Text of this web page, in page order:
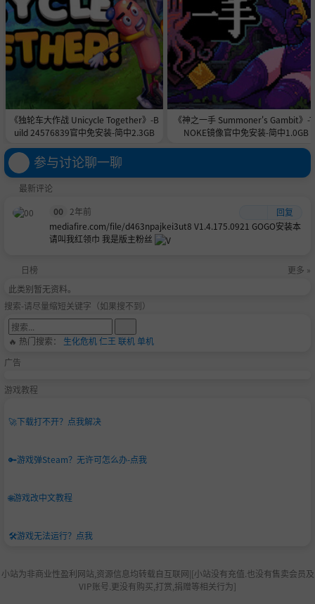
《独轮车大作战 Unicycle Together》-B
uild 24576839官中免安装-简中2.3GB
《神之一手 Summoner's Gambit》-
NOKE镜像官中免安装-简中1.0GB
参与讨论聊一聊
最新评论
00 2年前
回复
mediafire.com/file/d463npajkei3ut8 V1.4.175.0921 GOGO安装本
请叫我红领巾 我是版主粉丝
日榜
更多 »
此类别暂无资料。
搜索-请尽量缩短关键字（如果搜不到）
🔥 热门搜索： 生化危机仁王 联机单机
广告
游戏教程
🚀下载打不开？点我解决
🔑游戏弹Steam？无许可怎么办-点我
🌐游戏改中文教程
🛠️游戏无法运行？点我
小站为非商业性盈利网站,资源信息均转载自互联网|[小站没有充值.也没有售卖会员及
VIP账号.更没有购买,打赏,捐赠等相关行为]